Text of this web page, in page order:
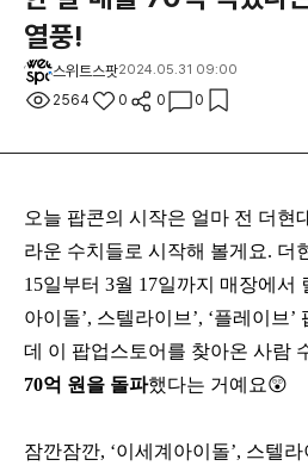
열풍!
스위트스팟2024.05.31 09:00
2564 0 0 0
오늘 팝콘의 시작은 얼마 전 더현
라운 수치들로 시작해 볼게요. 더
15일부터 3월 17일까지 매장에서
아이돌’, 스텔라이브’, ‘플레이브
데 이 팝업스토어를 찾아온 사람
70억 원을 돌파했다는 거예요😲
잠깐잠깐, ‘이세계아이돌’, 스텔라